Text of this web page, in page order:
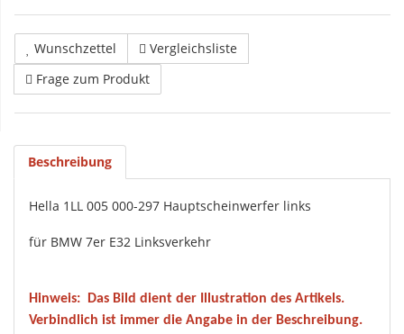
Wunschzettel
Vergleichsliste
Frage zum Produkt
Beschreibung
Hella 1LL 005 000-297 Hauptscheinwerfer links
für BMW 7er E32 Linksverkehr
Hinweis: Das Bild dient der Illustration des Artikels.
Verbindlich ist immer die Angabe in der Beschreibung.